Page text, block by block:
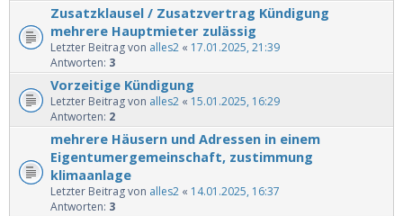
Zusatzklausel / Zusatzvertrag Kündigung
mehrere Hauptmieter zulässig
Letzter Beitrag von alles2 « 17.01.2025, 21:39
Antworten: 3
Vorzeitige Kündigung
Letzter Beitrag von alles2 « 15.01.2025, 16:29
Antworten: 2
mehrere Häusern und Adressen in einem
Eigentumergemeinschaft, zustimmung
klimaanlage
Letzter Beitrag von alles2 « 14.01.2025, 16:37
Antworten: 3